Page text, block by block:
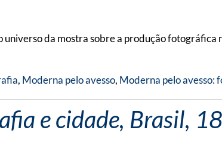
universo da mostra sobre a produção fotográfica
, Moderna pelo avesso, Moderna pelo avesso:
e cidade, Brasil,